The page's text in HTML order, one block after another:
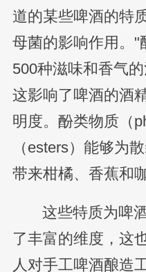
道的某些啤酒的特
母菌的影响作用。"
500种滋味和香气
这影响了啤酒的酒
明度。酚类物质（
（esters）能够为
带来柑橘、香蕉和
这些特质为啤
了丰富的维度，这
人对手工啤酒酿造